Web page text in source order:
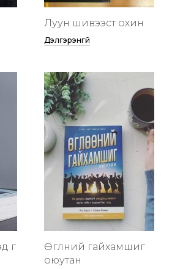
Луун шивээст охин
Дэлгэрэнгүй
өг
Өглөөний гайхамшиг
оюутан